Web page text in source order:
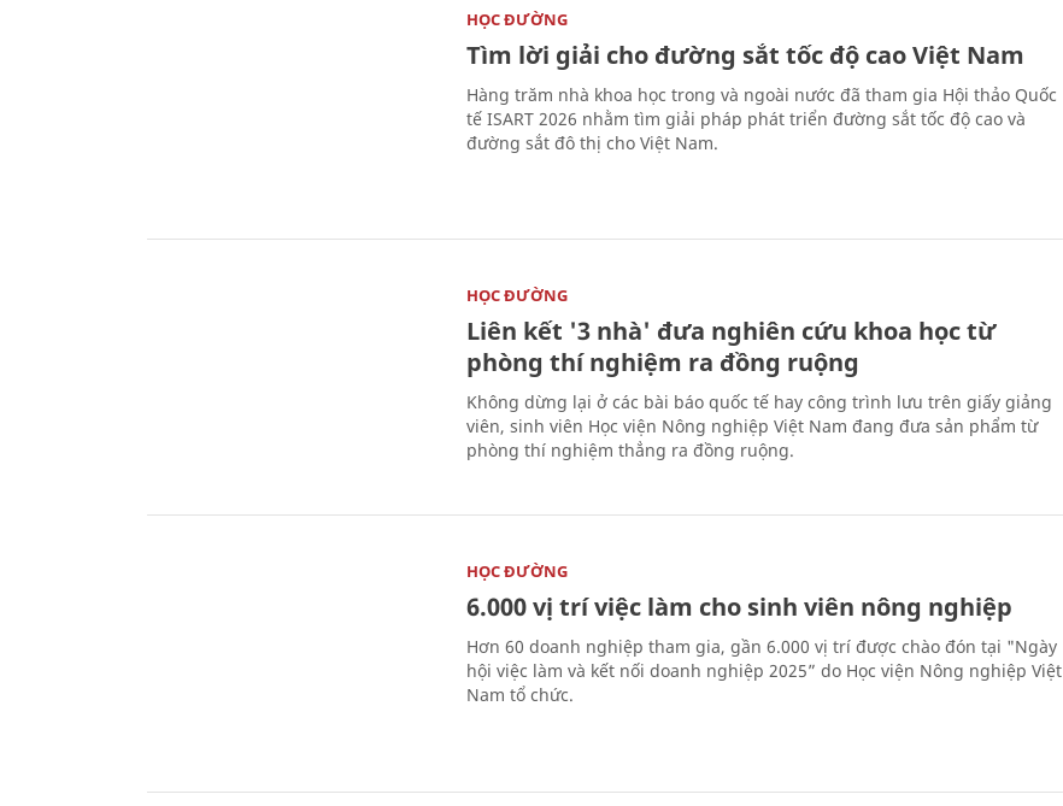
HỌC ĐƯỜNG
Tìm lời giải cho đường sắt tốc độ cao Việt Nam
Hàng trăm nhà khoa học trong và ngoài nước đã tham gia Hội thảo Quốc
tế ISART 2026 nhằm tìm giải pháp phát triển đường sắt tốc độ cao và
đường sắt đô thị cho Việt Nam.
HỌC ĐƯỜNG
Liên kết '3 nhà' đưa nghiên cứu khoa học từ
phòng thí nghiệm ra đồng ruộng
Không dừng lại ở các bài báo quốc tế hay công trình lưu trên giấy giảng
viên, sinh viên Học viện Nông nghiệp Việt Nam đang đưa sản phẩm từ
phòng thí nghiệm thẳng ra đồng ruộng.
HỌC ĐƯỜNG
6.000 vị trí việc làm cho sinh viên nông nghiệp
Hơn 60 doanh nghiệp tham gia, gần 6.000 vị trí được chào đón tại "Ngày
hội việc làm và kết nối doanh nghiệp 2025” do Học viện Nông nghiệp Việt
Nam tổ chức.